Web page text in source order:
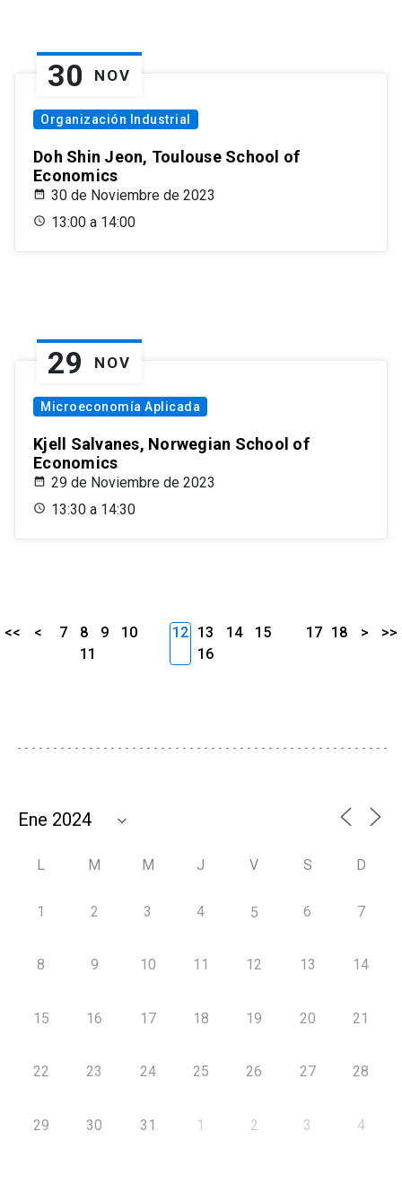
30 NOV
Organización Industrial
Doh Shin Jeon, Toulouse School of
Economics
30 de Noviembre de 2023
13:00 a 14:00
29 NOV
Microeconomía Aplicada
Kjell Salvanes, Norwegian School of
Economics
29 de Noviembre de 2023
13:30 a 14:30
<< < 7 8 9
10
11
12 13 14
15
16
17 18 > >>
L M M J V S D
1 2 3 4 5 6 7
8 9 10 11 12 13 14
15 16 17 18 19 20 21
22 23 24 25 26 27 28
29 30 31 1 2 3 4